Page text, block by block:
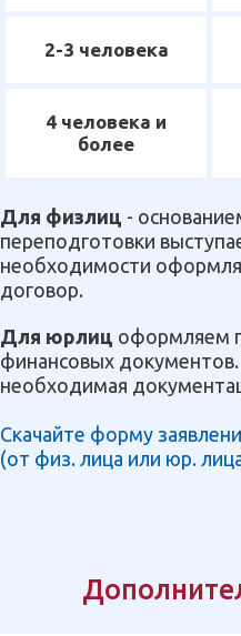
2-3 человека
4 человека и
более
Для физлиц -
переподготовки
необходимости
договор.
Для юрлиц оформляем
финансовых документов.
необходимая
Скачайте форму
(от физ. лица или юр.